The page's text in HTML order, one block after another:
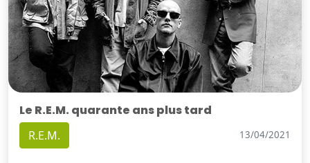
Le R.E.M. quarante ans plus tard
R.E.M. 13/04/2021